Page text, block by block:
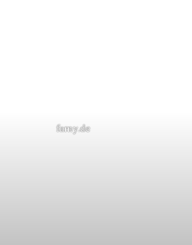
farny.de